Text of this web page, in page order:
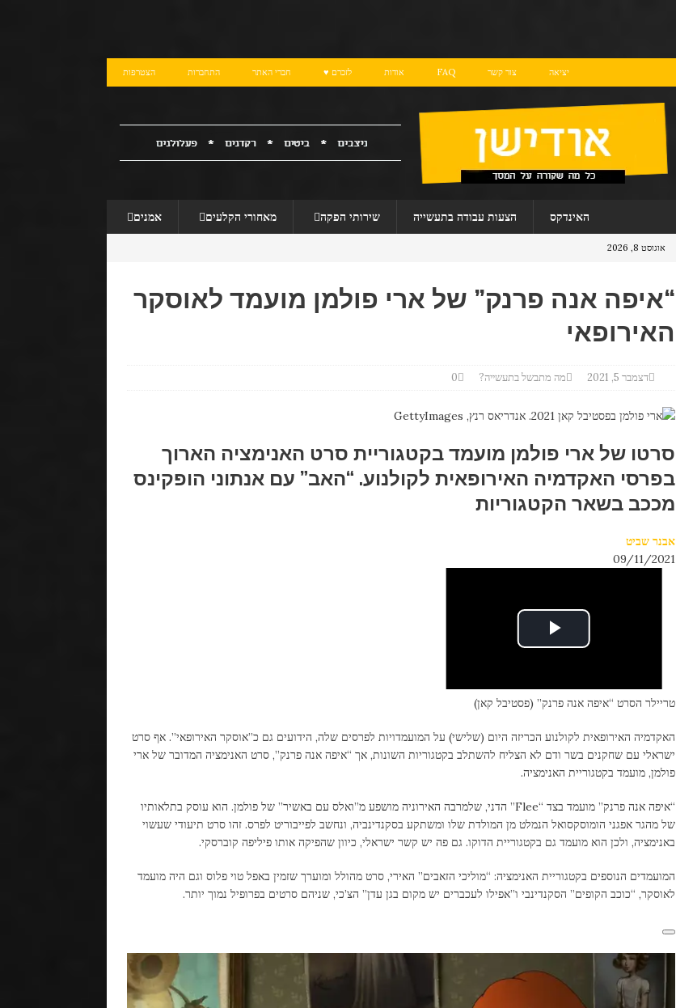
הצטרפות התחברות חברי האתר לזכרם ♥ אודות FAQ צור קשר יציאה
אמנים מאחורי הקלעים שירותי הפקה הצעות עבודה בתעשייה האינדקס
אוגוסט 8, 2026
“איפה אנה פרנק” של ארי פולמן מועמד לאוסקר
האירופאי
דצמבר 5, 2021 מה מתבשל בתעשייה? 0
סרטו של ארי פולמן מועמד בקטגוריית סרט האנימציה הארוך
בפרסי האקדמיה האירופאית לקולנוע. “האב” עם אנתוני הופקינס
מככב בשאר הקטגוריות
אבנר שביט
09/11/2021
טריילר הסרט “איפה אנה פרנק” (פסטיבל קאן)
האקדמיה האירופאית לקולנוע הכריזה היום (שלישי) על המועמדויות לפרסים שלה, הידועים גם כ”אוסקר האירופאי”. אף סרט
ישראלי עם שחקנים בשר ודם לא הצליח להשתלב בקטגוריות השונות, אך “איפה אנה פרנק”, סרט האנימציה המדובר של ארי
פולמן, מועמד בקטגוריית האנימציה.
“איפה אנה פרנק” מועמד בצד “Flee” הדני, שלמרבה האירוניה מושפע מ”ואלס עם באשיר” של פולמן. הוא עוסק בתלאותיו
של מהגר אפגני הומוסקסואל הנמלט מן המולדת שלו ומשתקע בסקנדינביה, ונחשב לפייבוריט לפרס. זהו סרט תיעודי שעשוי
באנימציה, ולכן הוא מועמד גם בקטגוריית הדוקו. גם פה יש קשר ישראלי, כיוון שהפיקה אותו פיליפה קוברסקי.
המועמדים הנוספים בקטגוריית האנימציה: “מוליכי הזאבים” האירי, סרט מהולל ומוערך שזמין באפל טוי פלוס וגם היה מועמד
לאוסקר, “כוכב הקופים” הסקנדינבי ו”אפילו לעכברים יש מקום בגן עדן” הצ’כי, שניהם סרטים בפרופיל נמוך יותר.